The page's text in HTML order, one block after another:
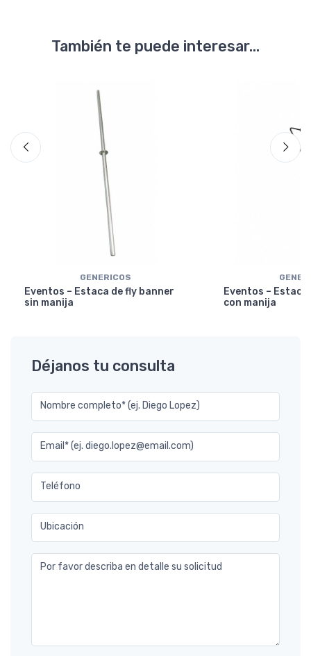
También te puede interesar...
GENERICOS
Eventos – Estaca de fly banner
sin manija
Eventos –
con manija
Déjanos tu consulta
Nombre completo* (ej. Diego Lopez)
Email* (ej. diego.lopez@email.com)
Teléfono
Ubicación
Por favor describa en detalle su solicitud